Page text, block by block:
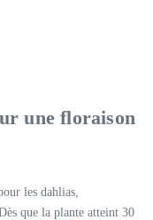
une floraison
les dahlias,
que la plante atteint 30